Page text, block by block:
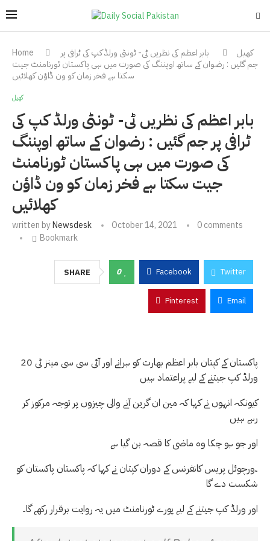
Home کھیل
بابر اعظم کی نظریں ٹی- ٹونٹی ورلڈ کپ کی ٹرافی پر
جم گئیں : رضوان کے ساتھ اوپننگ کی صورت میں ہی پاکستان ٹورنامنٹ جیت
سکتا ہے فخر زمان کو ون ڈاؤن کھلائیں
کھیل
بابر اعظم کی نظریں ٹی- ٹونٹی ورلڈ کپ کی
ٹرافی پر جم گئیں : رضوان کے ساتھ اوپننگ
کی صورت میں ہی پاکستان ٹورنامنٹ
جیت سکتا ہے فخر زمان کو ون ڈاؤن
کھلائیں
written byNewsdesk October 14, 2021
0 comments
Bookmark
SHARE 0 Facebook Twitter
Pinterest Email
پاکستان کے کپتان بابر اعظم بھارت کو ہرانے اور آئی سی سی مینز ٹی 20
ورلڈ کپ جیتنے کے لیے پراعتماد ہیں
کیونکہ انہوں نے کہا کہ مین ان گرین آنے والی چیزوں پر توجہ مرکوز کر
رہے ہیں
اور جو ہو چکا وہ ماضی کا قصہ بن گیا ہے
۔ورچوئل پریس کانفرنس کے دوران کپتان نے کہا کہ پاکستان پاکستان کو
شکست دے گا
اور ورلڈ کپ جیتنے کے لیے پورے ٹورنامنٹ میں یہ روایت برقرار رکھے گا۔